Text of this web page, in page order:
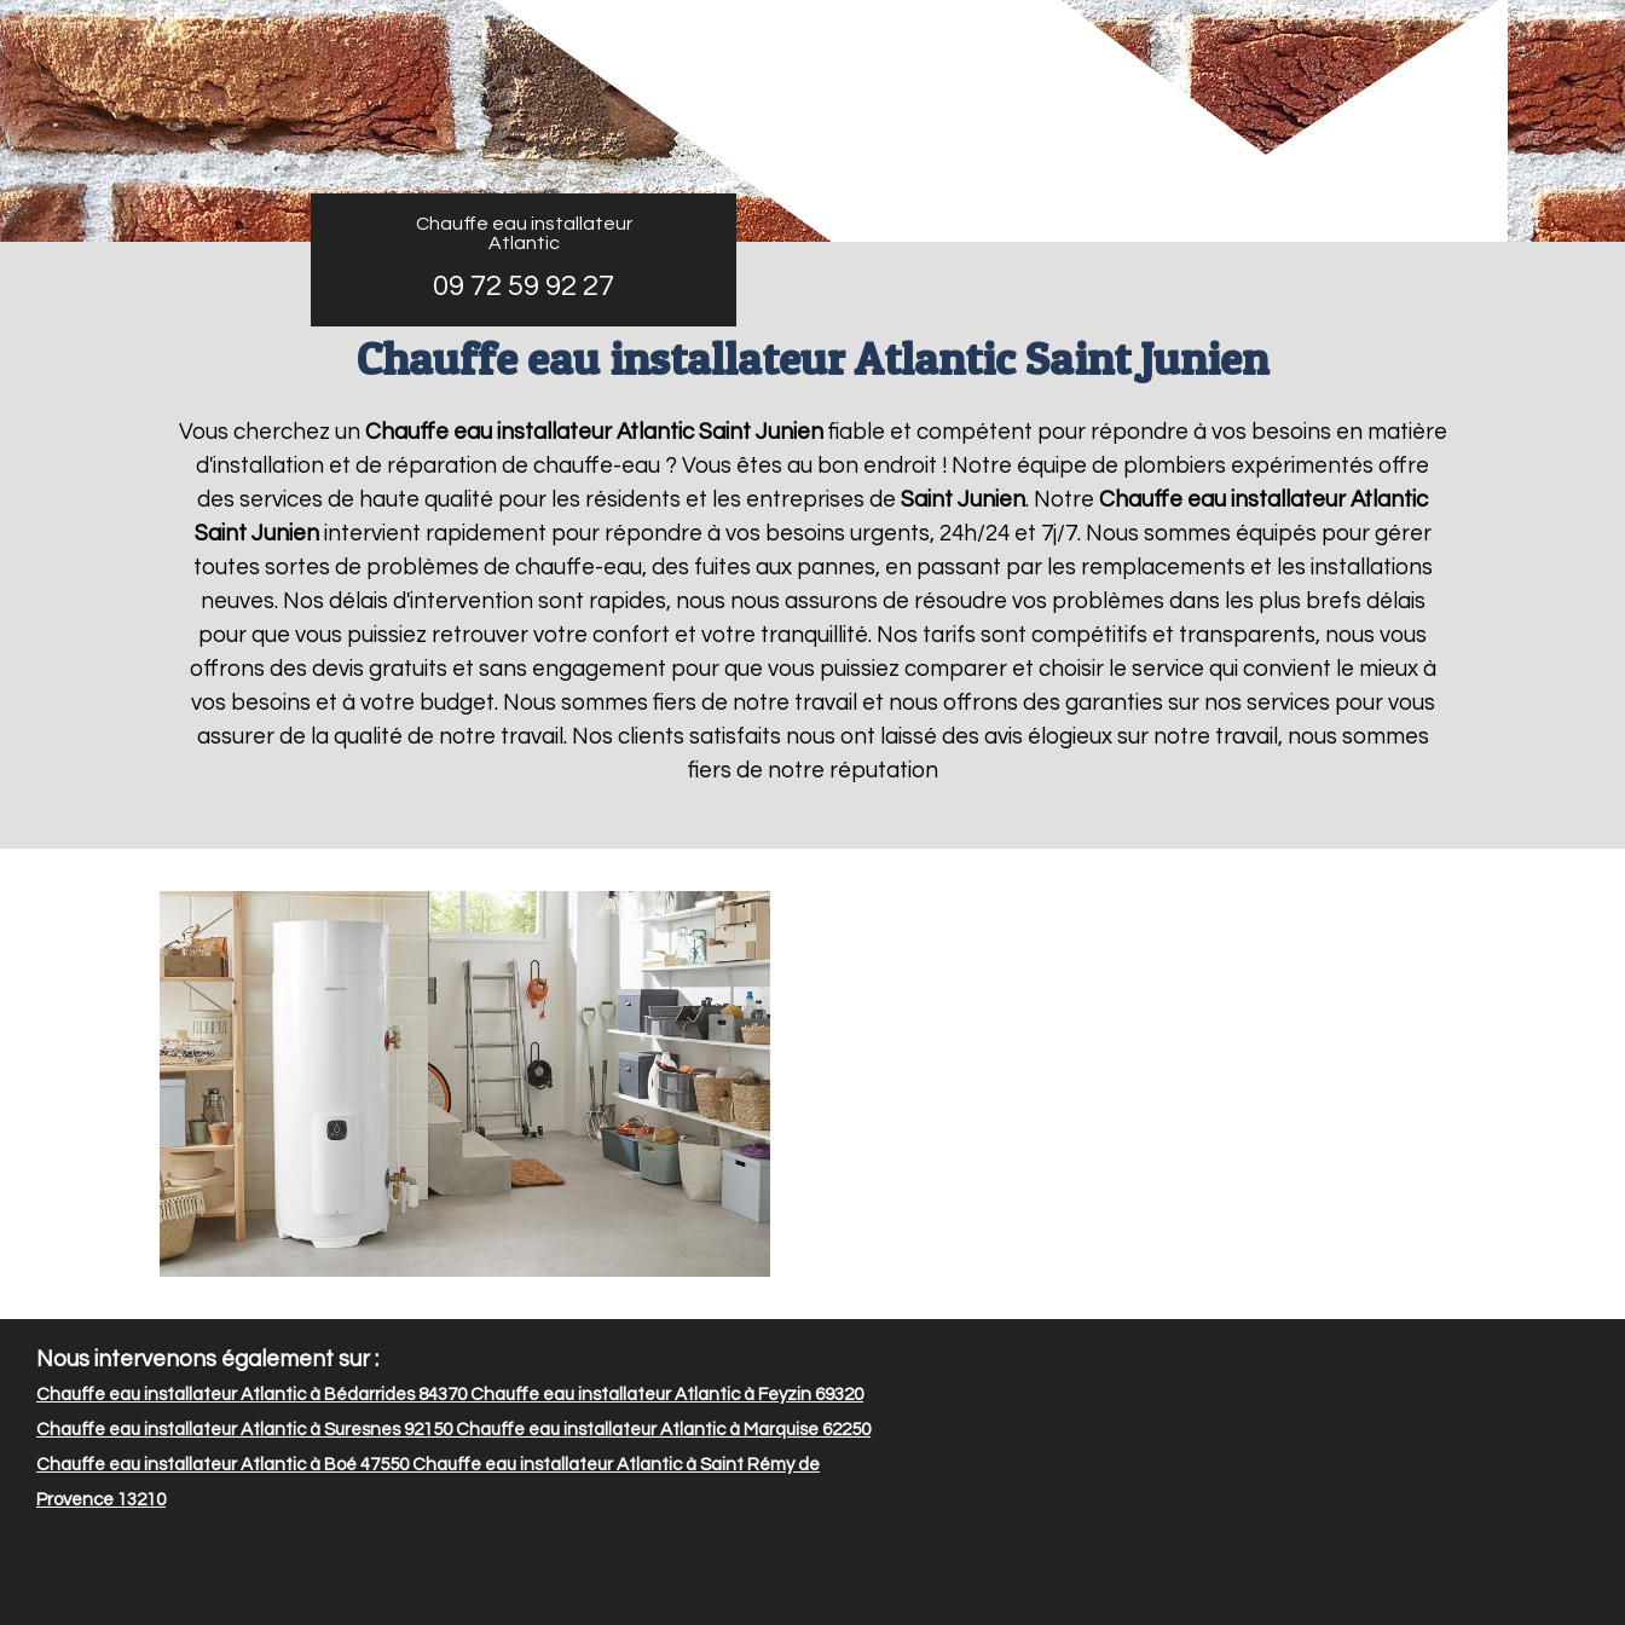
Chauffe eau installateur
Atlantic
09 72 59 92 27
Chauffe eau installateur Atlantic Saint Junien
Vous cherchez un Chauffe eau installateur Atlantic Saint Junienfiable et compétent pour répondre à vos besoins en matière
d'installation et de réparation de chauffe-eau ? Vous êtes au bon endroit ! Notre équipe de plombiers expérimentés offre
des services de haute qualité pour les résidents et les entreprises de Saint Junien. Notre Chauffe eau installateur Atlantic
Saint Junienintervient rapidement pour répondre à vos besoins urgents, 24h/24 et 7j/7. Nous sommes équipés pour gérer
toutes sortes de problèmes de chauffe-eau, des fuites aux pannes, en passant par les remplacements et les installations
neuves. Nos délais d'intervention sont rapides, nous nous assurons de résoudre vos problèmes dans les plus brefs délais
pour que vous puissiez retrouver votre confort et votre tranquillité. Nos tarifs sont compétitifs et transparents, nous vous
offrons des devis gratuits et sans engagement pour que vous puissiez comparer et choisir le service qui convient le mieux à
vos besoins et à votre budget. Nous sommes fiers de notre travail et nous offrons des garanties sur nos services pour vous
assurer de la qualité de notre travail. Nos clients satisfaits nous ont laissé des avis élogieux sur notre travail, nous sommes
fiers de notre réputation
Nous intervenons également sur :
Chauffe eau installateur Atlantic à Bédarrides 84370Chauffe eau installateur Atlantic à Feyzin 69320
Chauffe eau installateur Atlantic à Suresnes 92150Chauffe eau installateur Atlantic à Marquise 62250
Chauffe eau installateur Atlantic à Boé 47550Chauffe eau installateur Atlantic à Saint Rémy de
Provence 13210